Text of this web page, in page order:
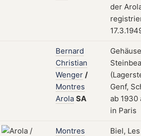
der
Bernard
Christian
Wenger /
Montres
Arola SA
Genf,
ab 1930
in Paris
Montres
Biel,